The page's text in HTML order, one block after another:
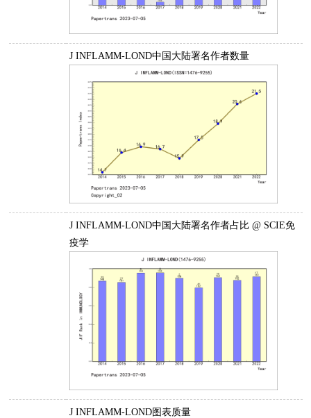
J INFLAMM-LOND中国大陆署名作者数量
J INFLAMM-LOND中国大陆署名作者占比 @ SCIE免
疫学
J INFLAMM-LOND图表质量